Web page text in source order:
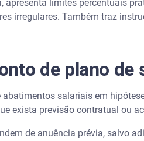
de pagamento analisando o
de pagamento
apresenta limites percentuais
irregulares. Também traz
de plano de
salariais em
exista previsão contratual ou
de anuência prévia, salvo